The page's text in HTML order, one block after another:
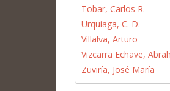
Tobar, Carlos R.
Urquiaga, C. D.
Villalva, Arturo
Vizcarra Echave,
Zuviría, José María